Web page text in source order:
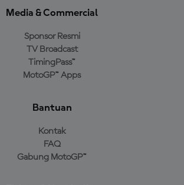
Media & Commercial
Sponsor Resmi
TV Broadcast
TimingPass™
MotoGP™ Apps
Bantuan
Kontak
FAQ
Gabung MotoGP™